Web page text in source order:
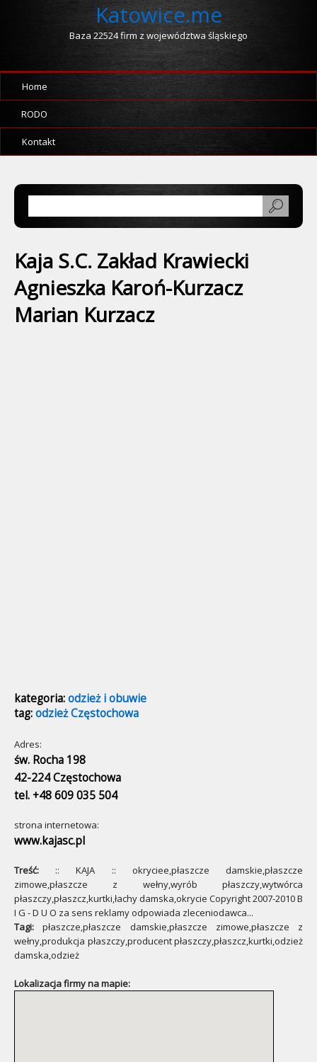
Katowice.me
Baza 22524 firm z województwa śląskiego
Home
RODO
Kontakt
Kaja S.C. Zakład Krawiecki
Agnieszka Karoń-Kurzacz
Marian Kurzacz
kategoria:odzież i obuwie
tag:odzież Częstochowa
Adres:
św. Rocha 198
42-224 Częstochowa
tel. +48 609 035 504
strona internetowa:
www.kajasc.pl
Treść: :: KAJA :: okryciee,płaszcze damskie,płaszcze
zimowe,płaszcze z wełny,wyrób płaszczy,wytwórca
płaszczy,płaszcz,kurtki,łachy damska,okrycie Copyright 2007-2010 B
I G - D U O za sens reklamy odpowiada zleceniodawca...
Tagi: płaszcze,płaszcze damskie,płaszcze zimowe,płaszcze z
wełny,produkcja płaszczy,producent płaszczy,płaszcz,kurtki,odzież
damska,odzież
Lokalizacja firmy na mapie: